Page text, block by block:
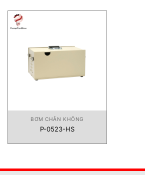
BƠM CHÂN KHÔNG
P-0523-HS